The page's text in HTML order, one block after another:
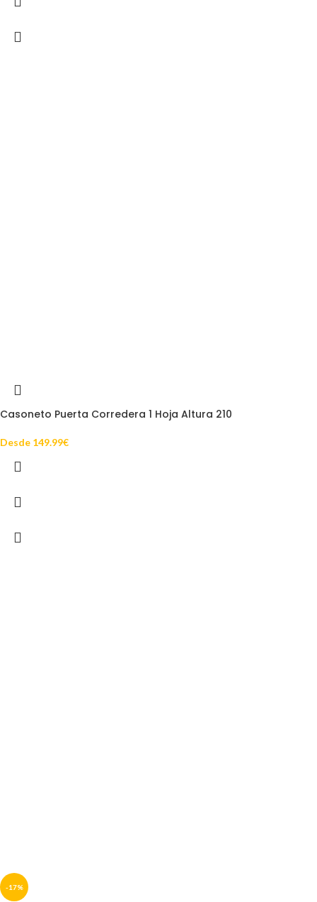
Casoneto Puerta Corredera 1 Hoja Altura 210
Desde 149.99€
-17%